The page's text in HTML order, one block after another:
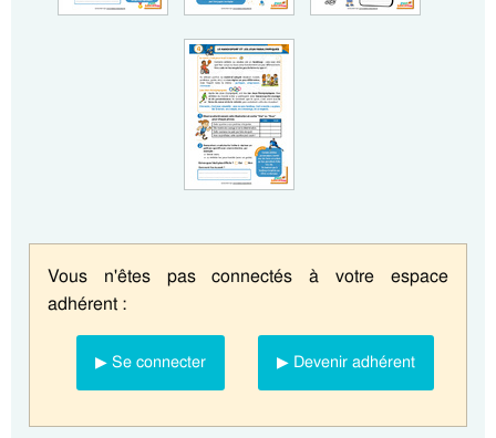
Vous n'êtes pas connectés à votre espace
adhérent :
▶ Se connecter ▶ Devenir adhérent